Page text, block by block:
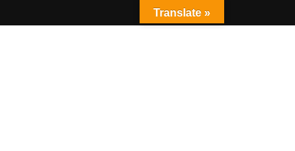
Translate »